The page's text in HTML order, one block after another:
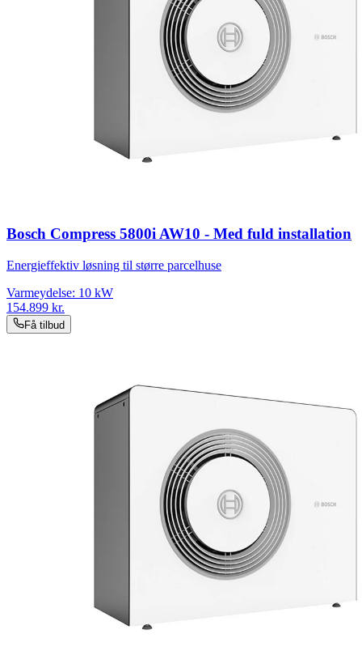
Bosch Compress 5800i AW10 - Med fuld installation
Energieffektiv løsning til større parcelhuse
Varmeydelse: 10 kW
154.899 kr.
Få tilbud